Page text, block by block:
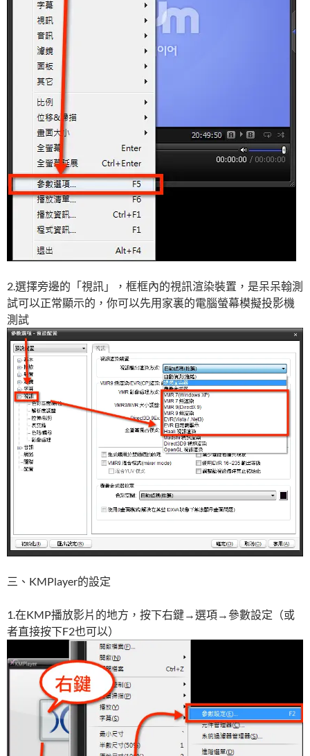
2.選擇旁邊的「視訊」，框框內的視訊渲染裝置，是呆呆翰測
試可以正常顯示的，你可以先用家裏的電腦螢幕模擬投影機
測試
三、KMPlayer的設定
1.在KMP播放影片的地方，按下右鍵→選項→參數設定（或
者直接按下F2也可以）